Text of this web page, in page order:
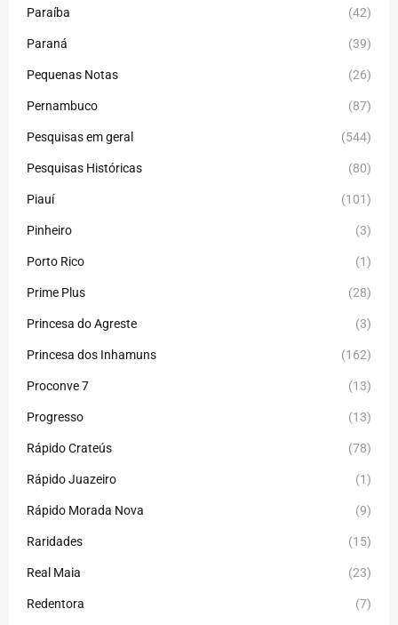
Paraíba (42)
Paraná (39)
Pequenas Notas (26)
Pernambuco (87)
Pesquisas em geral (544)
Pesquisas Históricas (80)
Piauí (101)
Pinheiro (3)
Porto Rico (1)
Prime Plus (28)
Princesa do Agreste (3)
Princesa dos Inhamuns (162)
Proconve 7 (13)
Progresso (13)
Rápido Crateús (78)
Rápido Juazeiro (1)
Rápido Morada Nova (9)
Raridades (15)
Real Maia (23)
Redentora (7)